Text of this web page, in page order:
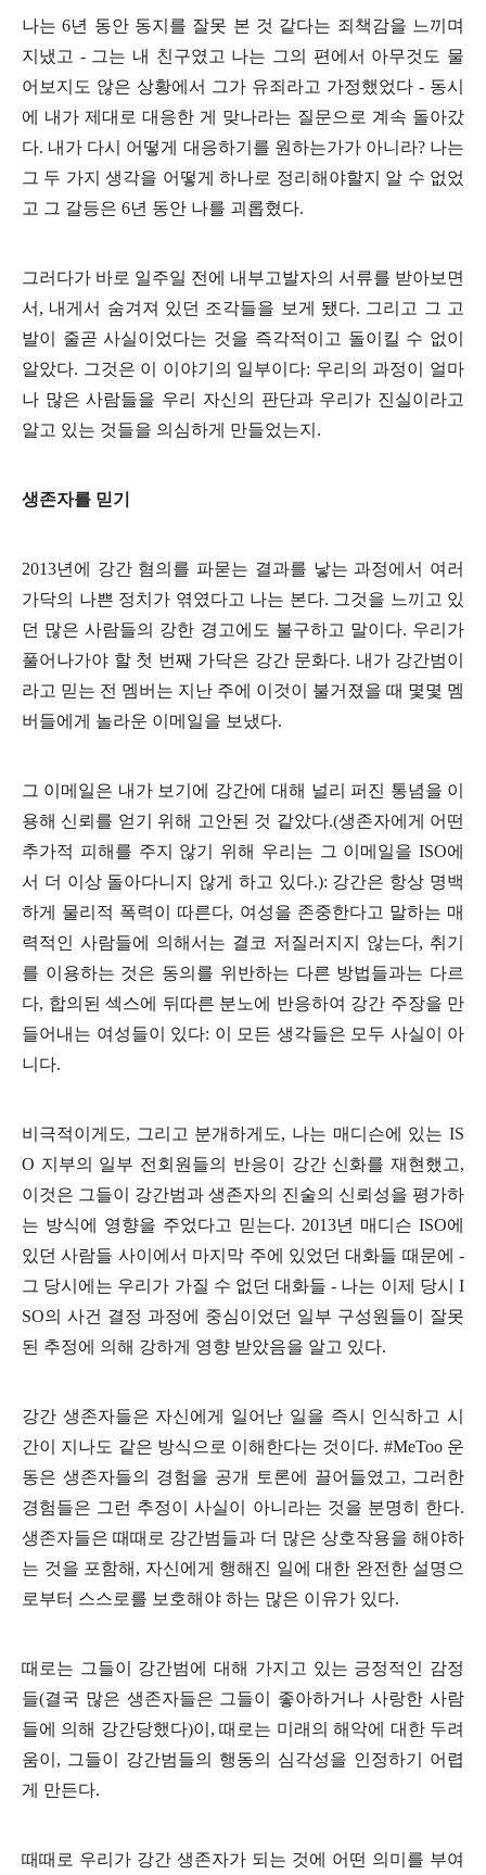
나는6년 동안 동지를 잘못 본 것 같다는 죄책감을 느끼며
지냈고 - 그는 내 친구였고 나는 그의 편에서 아무것도 물
어보지도 않은 상황에서 그가 유죄라고 가정했었다 - 동시
에 내가 제대로 대응한 게 맞나라는 질문으로 계속 돌아갔
다. 내가 다시 어떻게 대응하기를 원하는가가 아니라? 나는
그 두 가지 생각을 어떻게 하나로 정리해야할지 알 수 없었
고 그 갈등은 6년 동안 나를 괴롭혔다.
그러다가 바로 일주일 전에 내부고발자의 서류를 받아보면
서 , 내게서 숨겨져 있던 조각들을 보게 됐다. 그리고 그 고
발이 줄곧 사실이었다는 것을 즉각적이고 돌이킬 수 없이
알았다. 그것은 이 이야기의 일부이다: 우리의 과정이 얼마
나 많은 사람들을 우리 자신의 판단과 우리가 진실이라고
알고 있는 것들을 의심하게 만들었는지 .
생존자를 믿기
2013년에 강간 혐의를 파묻는 결과를 낳는 과정에서 여러
가닥의 나쁜 정치가 엮였다고 나는 본다. 그것을 느끼고 있
던 많은 사람들의 강한 경고에도 불구하고 말이다. 우리가
풀어나가야 할 첫 번째 가닥은 강간 문화다. 내가 강간범이
라고 믿는 전 멤버는 지난 주에 이것이 불거졌을 때 몇몇 멤
버들에게 놀라운 이메일을 보냈다.
그 이메일은 내가 보기에 강간에 대해 널리 퍼진 통념을 이
용해 신뢰를 얻기 위해 고안된 것 같았다.(생존자에게 어떤
추가적 피해를 주지 않기 위해 우리는 그 이메일을 ISO에
서 더 이상 돌아다니지 않게 하고 있다.): 강간은 항상 명백
하게 물리적 폭력이 따른다, 여성을 존중한다고 말하는 매
력적인 사람들에 의해서는 결코 저질러지지 않는다, 취기
를 이용하는 것은 동의를 위반하는 다른 방법들과는 다르
다, 합의된 섹스에 뒤따른 분노에 반응하여 강간 주장을 만
들어내는 여성들이 있다: 이 모든 생각들은 모두 사실이 아
니다.
비극적이게도, 그리고 분개하게도, 나는 매디슨에 있는IS
O 지부의 일부 전회원들의 반응이 강간 신화를 재현했고,
이것은 그들이 강간범과 생존자의 진술의 신뢰성을 평가하
는 방식에 영향을 주었다고 믿는다. 2013년 매디슨 ISO에
있던 사람들 사이에서 마지막 주에 있었던 대화들 때문에 -
그 당시에는 우리가 가질 수 없던 대화들- 나는 이제 당시I
SO의 사건 결정 과정에 중심이었던 일부 구성원들이 잘못
된 추정에 의해 강하게 영향 받았음을 알고 있다.
강간 생존자들은 자신에게 일어난 일을 즉시 인식하고 시
간이 지나도 같은 방식으로 이해한다는 것이다. #MeToo 운
동은 생존자들의 경험을 공개 토론에 끌어들였고, 그러한
경험들은 그런 추정이 사실이 아니라는 것을 분명히 한다.
생존자들은 때때로 강간범들과 더 많은 상호작용을 해야하
는 것을 포함해 , 자신에게 행해진 일에 대한 완전한 설명으
로부터 스스로를 보호해야 하는 많은 이유가 있다.
때로는 그들이 강간범에 대해 가지고 있는 긍정적인 감정
들(결국 많은 생존자들은 그들이 좋아하거나 사랑한 사람
들에 의해 강간당했다)이 ,때로는 미래의 해악에 대한 두려
움이 , 그들이 강간범들의 행동의 심각성을 인정하기 어렵
게 만든다.
때때로 우리가 강간 생존자가 되는 것에 어떤 의미를 부여